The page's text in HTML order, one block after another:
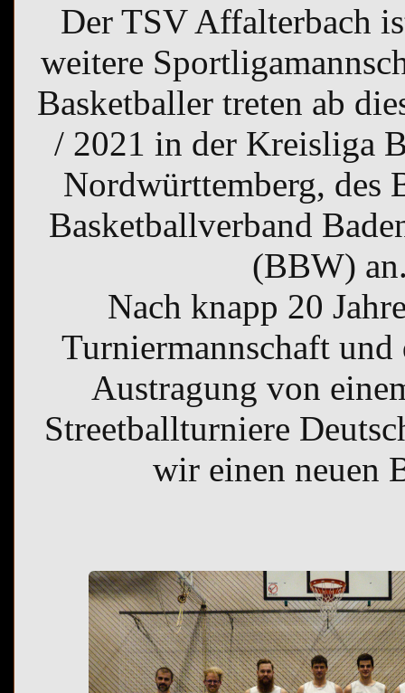
Der TSV Affalterbach
weitere
Basketballer treten ab
/ 2021 in der Kreisliga
Nordwürttemberg, des
Basketballverband
(BBW)
Nach knapp 20
Turniermannschaft
Austragung von
Streetballturniere
wir einen neuen